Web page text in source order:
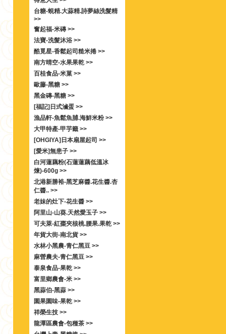
台糖-蜆精.大蒜精.詩夢絲洗髮精
>>
奮起福-米磚 >>
法寶-洗髮沐浴 >>
酷覓星-香鬆起司糙米捲 >>
南方晴空-水果果乾 >>
百桂食品-米菓 >>
歐藤-黑糖 >>
黑金磚-黑糖 >>
[福記]日式滷蛋 >>
漁品軒-魚鬆魚脯.海鮮米粉 >>
大甲特產-甲芋籤 >>
[OHGIYA]日本扇屋起司 >>
[愛米]無患子 >>
白河蓮藕粉(石蓮蓮藕低溫冰
煉)-600g >>
北港新勝裕-黑芝麻醬.花生醬.杏
仁醬.. >>
老妹的灶下-花生醬 >>
阿里山-山葵.天然愛玉子 >>
可夫萊-紅棗夾核桃.腰果.果乾 >>
年貨大街-南北貨 >>
水林小黑農-青仁黑豆 >>
麻營農夫-青仁黑豆 >>
泰泉食品-果乾 >>
富里鄉農會-米 >>
黑蒜伯-黑蒜 >>
園果園味-果乾 >>
祥榮生技 >>
龍潭區農會-包種茶 >>